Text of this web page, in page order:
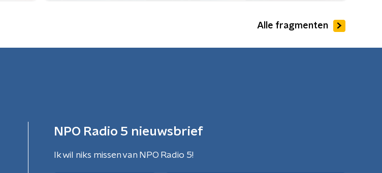
Alle fragmenten
NPO Radio 5 nieuwsbrief
Ik wil niks missen van NPO Radio 5!